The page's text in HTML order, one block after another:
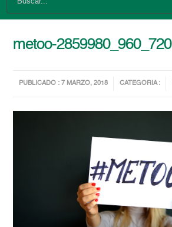
metoo-2859980_960_720
PUBLICADO : 7 MARZO, 2018 CATEGORIA :